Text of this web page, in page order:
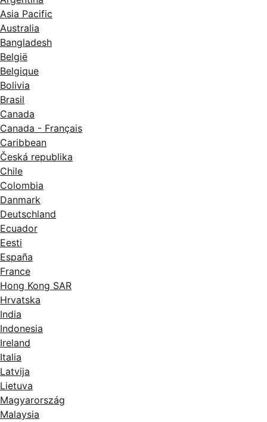
Asia Pacific
Australia
Bangladesh
België
Belgique
Bolivia
Brasil
Canada
Canada - Français
Caribbean
Česká republika
Chile
Colombia
Danmark
Deutschland
Ecuador
Eesti
España
France
Hong Kong SAR
Hrvatska
India
Indonesia
Ireland
Italia
Latvija
Lietuva
Magyarország
Malaysia